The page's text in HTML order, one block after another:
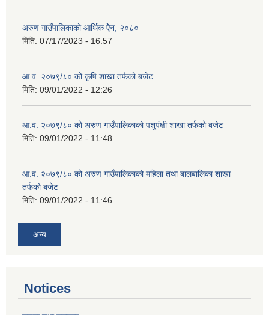
अरुण गाउँपालिकाको आर्थिक ऐेन, २०८०
मिति: 07/17/2023 - 16:57
आ.व. २०७९/८० को कृषि शाखा तर्फको बजेट
मिति: 09/01/2022 - 12:26
आ.व. २०७९/८० को अरुण गाउँपालिकाको पशुपंक्षी शाखा तर्फको बजेट
मिति: 09/01/2022 - 11:48
आ.व. २०७९/८० को अरुण गाउँपालिकाको महिला तथा बालबालिका शाखा
तर्फको बजेट
मिति: 09/01/2022 - 11:46
अन्य
Notices